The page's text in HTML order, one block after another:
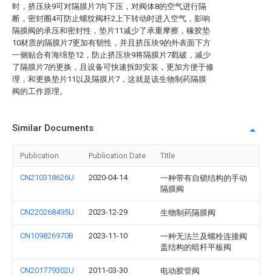
时，挤压块9可对隔膜片7向下压，对阀体8的空气进行隔
断，密封圈4可防止螺纹阀杆2上下转动时进入空气，影响
隔膜阀的承压和密封性，垫片11减少了承重摩擦，橡胶垫
10材质的隔膜片7更加有韧性，并且挤压块9的外表面下方
一侧贴合有海绵垫12，防止挤压块9将隔膜片7戳破，减少
了隔膜片7的更换，且设备可快速拆卸安装，更加方便于修
理，和更换垫片11以及隔膜片7，这就是该生物制药隔膜
阀的工作原理。
Similar Documents
Publication Publication Date Title
CN210318626U 2020-04-14
一种带有自锁结构的手动
隔膜阀
CN220268495U 2023-12-29 生物制药隔膜阀
CN109826970B 2023-11-10
一种无法兰及螺栓连接阀
盖结构的暗杆平板阀
CN201779302U 2011-03-30 电动胶管阀